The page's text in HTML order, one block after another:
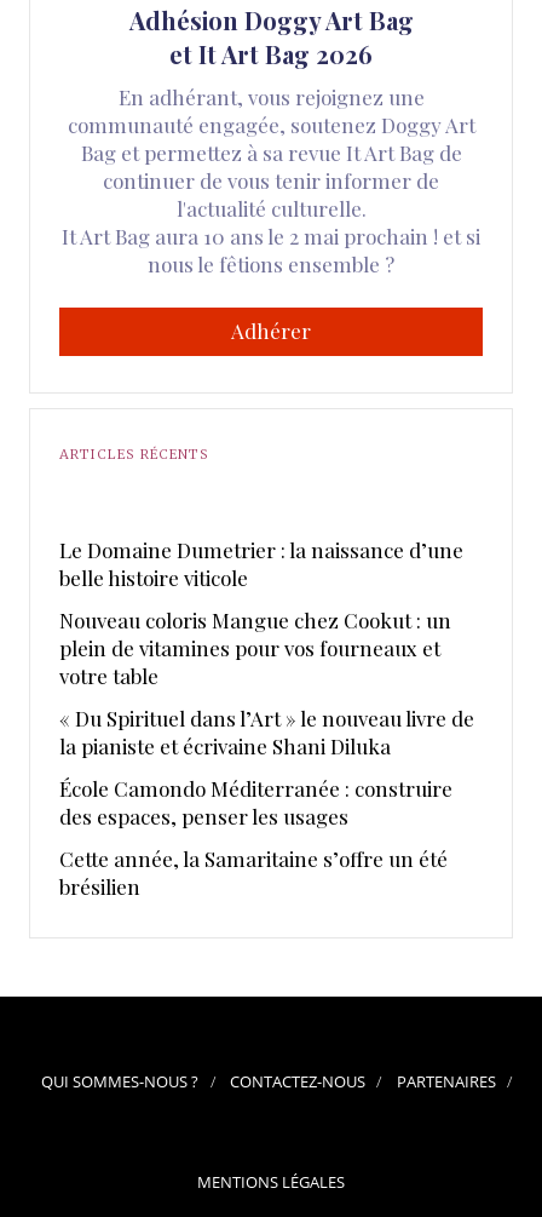
Adhésion Doggy Art Bag
et It Art Bag 2026
En adhérant, vous rejoignez une
communauté engagée, soutenez Doggy Art
Bag et permettez à sa revue It Art Bag de
continuer de vous tenir informer de
l'actualité culturelle.
It Art Bag aura 10 ans le 2 mai prochain ! et si
nous le fêtions ensemble ?
Adhérer
ARTICLES RÉCENTS
Le Domaine Dumetrier : la naissance d’une
belle histoire viticole
Nouveau coloris Mangue chez Cookut : un
plein de vitamines pour vos fourneaux et
votre table
« Du Spirituel dans l’Art » le nouveau livre de
la pianiste et écrivaine Shani Diluka
École Camondo Méditerranée : construire
des espaces, penser les usages
Cette année, la Samaritaine s’offre un été
brésilien
QUI SOMMES-NOUS ? CONTACTEZ-NOUS PARTENAIRES
MENTIONS LÉGALES